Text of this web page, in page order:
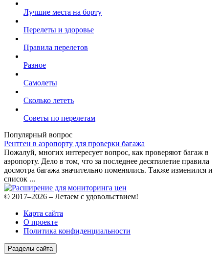
Лучшие места на борту
Перелеты и здоровье
Правила перелетов
Разное
Самолеты
Сколько лететь
Советы по перелетам
Популярный вопрос
Рентген в аэропорту для проверки багажа
Пожалуй, многих интересует вопрос, как проверяют багаж в
аэропорту. Дело в том, что за последнее десятилетие правила
досмотра багажа значительно поменялись. Также изменился и
список ...
© 2017–2026 – Летаем с удовольствием!
Карта сайта
О проекте
Политика конфиденциальности
Разделы сайта